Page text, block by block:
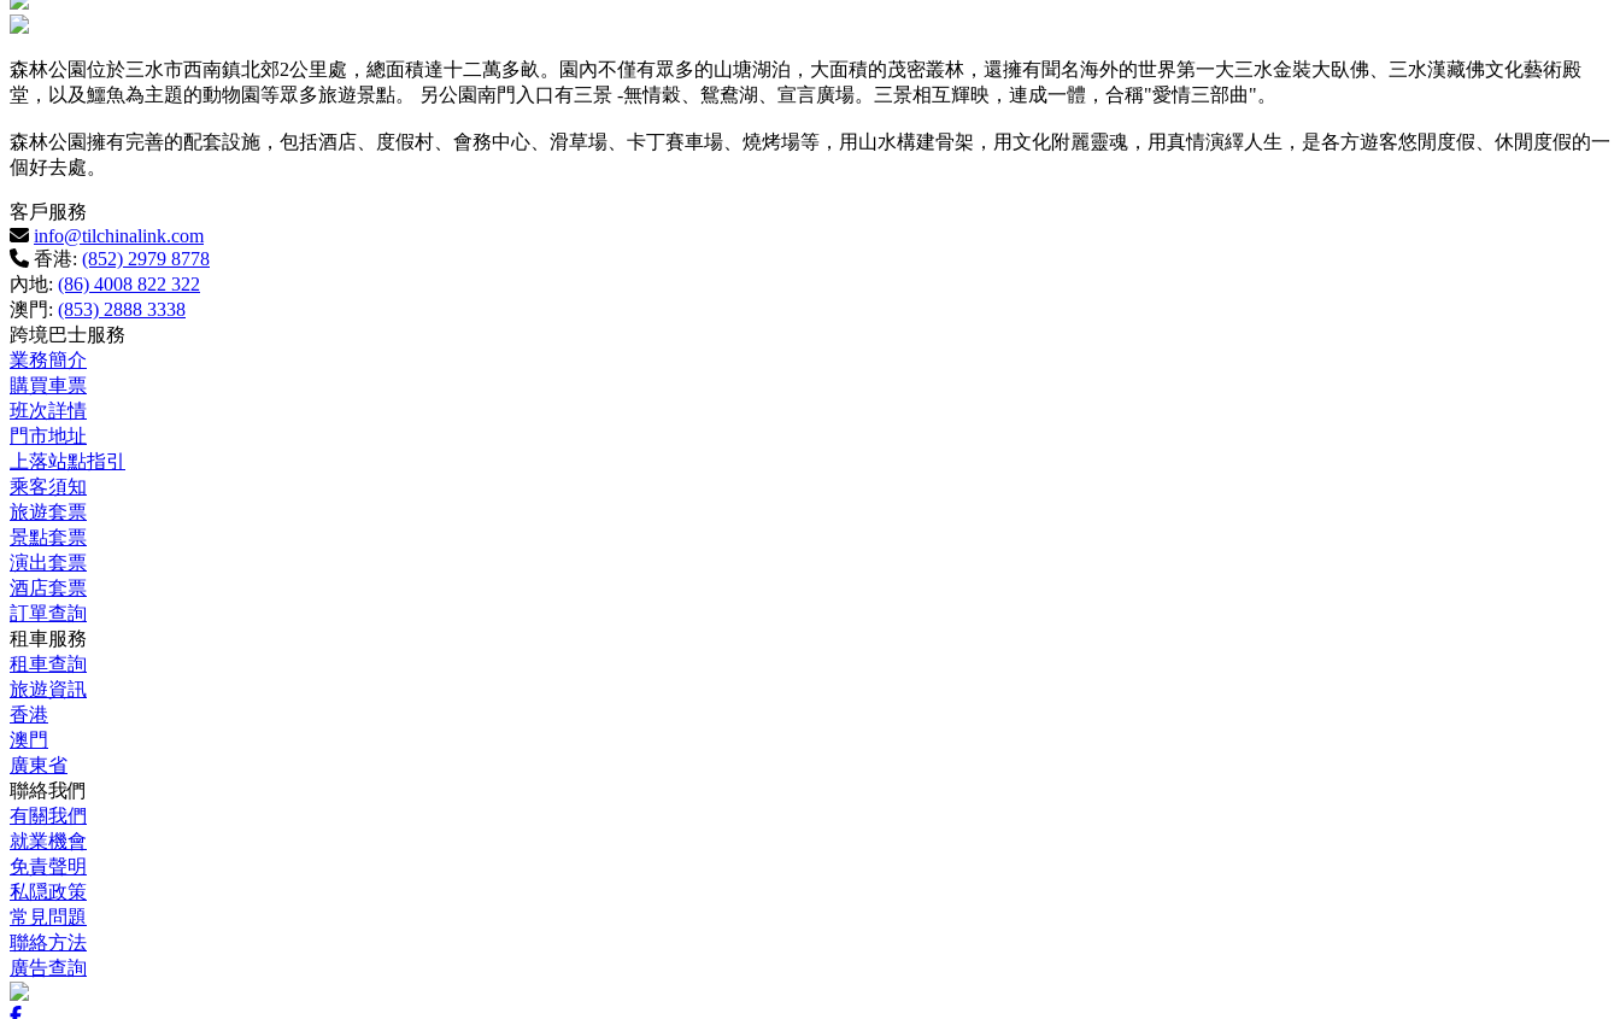
森林公園位於三水市西南鎮北郊2公里處，總面積達十二萬多畝。園內不僅有眾多的山塘湖泊，大面積的茂密叢林，還擁有聞名海外的世界第一大三水金裝大臥佛、三水漢藏佛文化藝術殿
堂，以及鱷魚為主題的動物園等眾多旅遊景點。 另公園南門入口有三景 -無情穀、鴛鴦湖、宣言廣場。三景相互輝映，連成一體，合稱"愛情三部曲"。
森林公園擁有完善的配套設施，包括酒店、度假村、會務中心、滑草場、卡丁賽車場、燒烤場等，用山水構建骨架，用文化附麗靈魂，用真情演繹人生，是各方遊客悠閒度假、休閒度假的一
個好去處。
客戶服務
info@tilchinalink.com
香港: (852) 2979 8778
內地: (86) 4008 822 322
澳門: (853) 2888 3338
跨境巴士服務
業務簡介
購買車票
班次詳情
門市地址
上落站點指引
乘客須知
旅遊套票
景點套票
演出套票
酒店套票
訂單查詢
租車服務
租車查詢
旅遊資訊
香港
澳門
廣東省
聯絡我們
有關我們
就業機會
免責聲明
私隠政策
常見問題
聯絡方法
廣告查詢